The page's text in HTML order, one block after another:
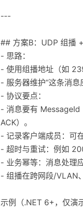
---
## 方案B：UDP 组播
- 思路：
- 使用组播地址（如
- 服务器维护“这条消息
- 协议要点：
- 消息要有 MessageId
ACK）。
- 记录客户端成员：可
- 超时与重试：例如
- 业务幂等：消息处理
- 组播在跨网段/VLAN
示例（.NET 6+，仅演